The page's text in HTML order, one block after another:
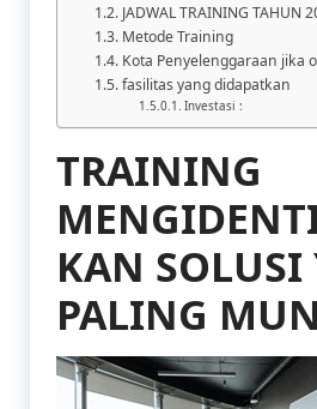
JADWAL TRAINING TAHUN
Metode Training
Kota Penyelenggaraan jika
fasilitas yang didapatkan
Investasi :
TRAINING
KAN SOLUSI
PALING